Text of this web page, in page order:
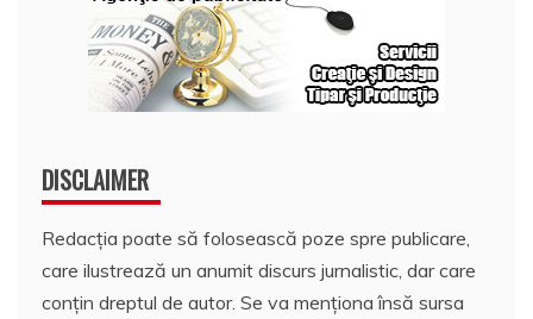
DISCLAIMER
Redacția poate să folosească poze spre publicare,
care ilustrează un anumit discurs jurnalistic, dar care
conțin dreptul de autor. Se va menționa însă sursa